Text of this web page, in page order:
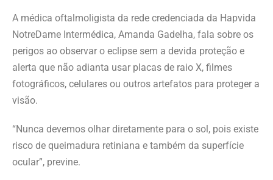
A médica oftalmoligista da rede credenciada da Hapvida
NotreDame Intermédica, Amanda Gadelha, fala sobre os
perigos ao observar o eclipse sem a devida proteção e
alerta que não adianta usar placas de raio X, filmes
fotográficos, celulares ou outros artefatos para proteger a
visão.
“Nunca devemos olhar diretamente para o sol, pois existe
risco de queimadura retiniana e também da superfície
ocular”, previne.